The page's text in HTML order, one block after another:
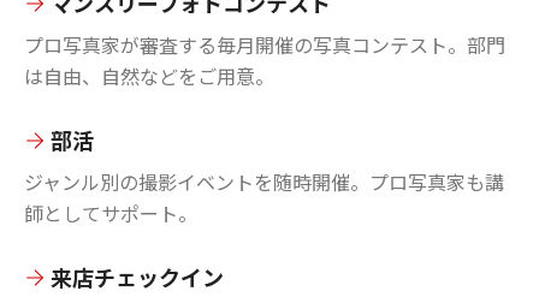
プロ写真家が審査する毎月開催の写真コンテスト。部門
は自由、自然などをご用意。
部活
ジャンル別の撮影イベントを随時開催。プロ写真家も講
師としてサポート。
来店チェックイン